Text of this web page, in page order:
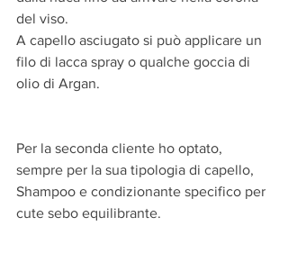
del viso.
A capello asciugato si può applicare un
filo di lacca spray o qualche goccia di
olio di Argan.
Per la seconda cliente ho optato,
sempre per la sua tipologia di capello,
Shampoo e condizionante specifico per
cute sebo equilibrante.